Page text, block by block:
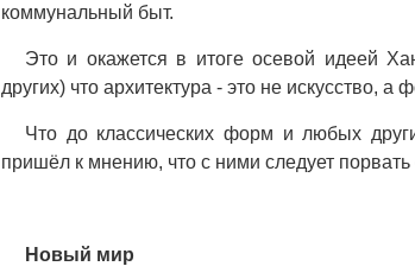
коммунальный быт.
Это и окажется в итоге осевой идеей
других) что архитектура - это не искусство, а
Что до классических форм и любых
пришёл к мнению, что с ними следует порвать
Новый мир